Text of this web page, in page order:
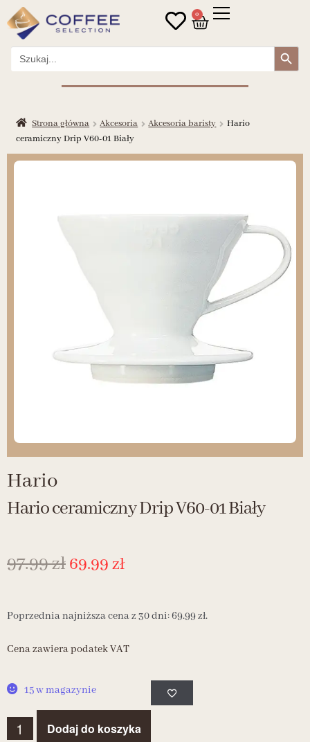
0
Search
for:
Search Button
Strona główna Akcesoria Akcesoria baristy
Hario
ceramiczny Drip V60-01 Biały
Hario
Hario ceramiczny Drip V60-01 Biały
97.99zł69.99zł
Poprzednia najniższa cena z 30 dni:69.99zł.
Cena zawiera podatek VAT
15 w magazynie
Dodaj do koszyka